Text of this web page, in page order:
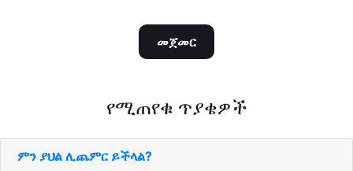
መጀመር
የሚጠየቁ ጥያቄዎች
ምን ያህል ሊጨምር ይችላል?